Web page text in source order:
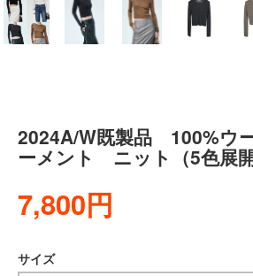
2024A/W既製品 100%ウ
ーメント ニット（5色展開
7,800円
サイズ